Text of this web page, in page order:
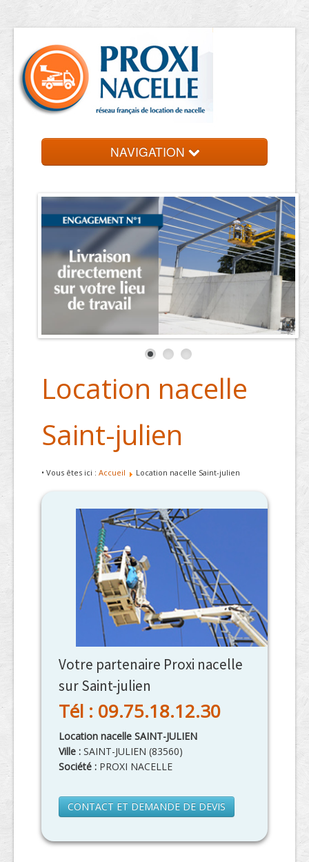
NAVIGATION
Location de nacelle
Contact et devis
Location nacelle
Saint-julien
• Vous êtes ici : Accueil Location nacelle Saint-julien
Votre partenaire Proxi nacelle
sur Saint-julien
Tél : 09.75.18.12.30
Location nacelle SAINT-JULIEN
Ville : SAINT-JULIEN (83560)
Société : PROXI NACELLE
CONTACT ET DEMANDE DE DEVIS